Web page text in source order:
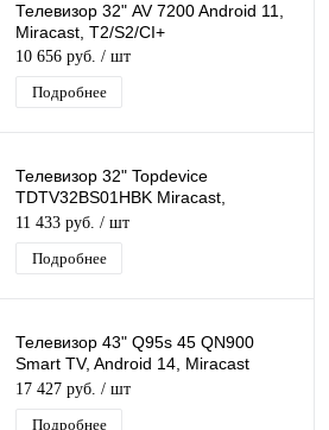
Телевизор 32" AV 7200 Android 11,
Miracast, T2/S2/CI+
10 656 руб. / шт
Подробнее
Телевизор 32" Topdevice
TDTV32BS01HBK Miracast,
YouTube, T2/S2/CI+
11 433 руб. / шт
Подробнее
Телевизор 43" Q95s 45 QN900
Smart TV, Android 14, Miracast
(T2/S2/CI+)
17 427 руб. / шт
Подробнее